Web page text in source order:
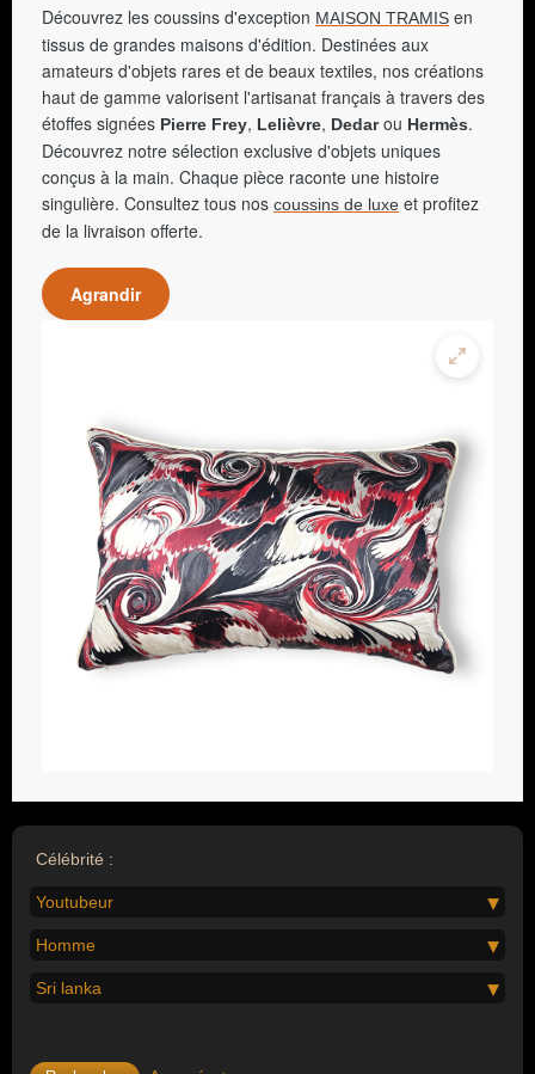
Découvrez les coussins d'exception MAISON TRAMIS en
tissus de grandes maisons d'édition. Destinées aux
amateurs d'objets rares et de beaux textiles, nos créations
haut de gamme valorisent l'artisanat français à travers des
étoffes signées Pierre Frey, Lelièvre, Dedarou Hermès.
Découvrez notre sélection exclusive d'objets uniques
conçus à la main. Chaque pièce raconte une histoire
singulière. Consultez tous nos coussins de luxe et profitez
de la livraison offerte.
Agrandir
Célébrité :
Youtubeur
Homme
Sri lanka